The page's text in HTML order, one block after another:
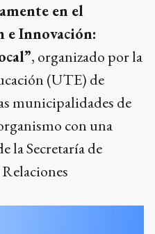
en el
e Innovación:
, organizado por la
(UTE) de
municipalidades de
con una
la Secretaría de